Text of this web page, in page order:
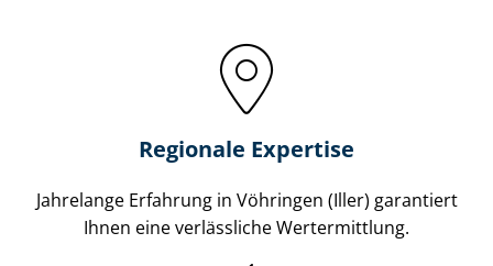
Regionale Expertise
Jahrelange Erfahrung in Vöhringen (Iller) garantiert
Ihnen eine verlässliche Wertermittlung.